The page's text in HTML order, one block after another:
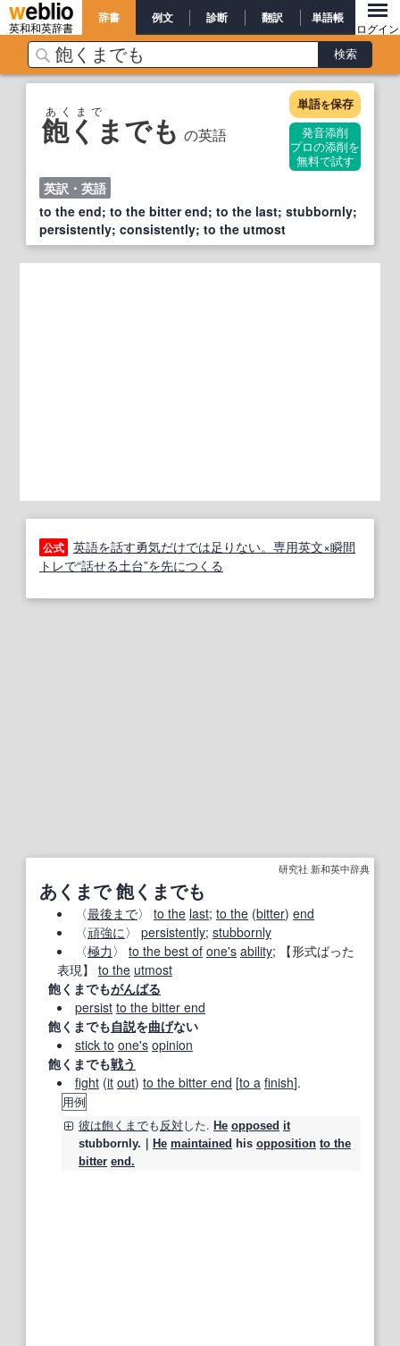
英和和英辞書
辞書 例文 診断 翻訳 単語帳
ログイン
飽くまでも の英語
あくまで 単語を保存
発音添削
プロの添削を
無料で試す
英訳・英語
to the end; to the bitter end; to the last; stubbornly;
persistently; consistently; to the utmost
公式 英語を話す勇気だけでは足りない。専用英文×瞬間
トレで“話せる土台”を先につくる
研究社 新和英中辞典
あくまで 飽くまでも
〈最後まで〉 to the last; to the (bitter) end
〈頑強に 〉 persistently; stubbornly
〈極力 〉 to the best of one's ability;
【形式ばった
表現】 to the utmost
飽くまでもがんばる
persist to the bitter end
飽くまでも自説を曲げない
stick to one's opinion
飽くまでも戦う
fight (it out) to the bitter end [to a finish].
用例
彼は飽くまでも反対した. He opposed it
stubbornly.｜
He maintained his opposition to the
bitter end.